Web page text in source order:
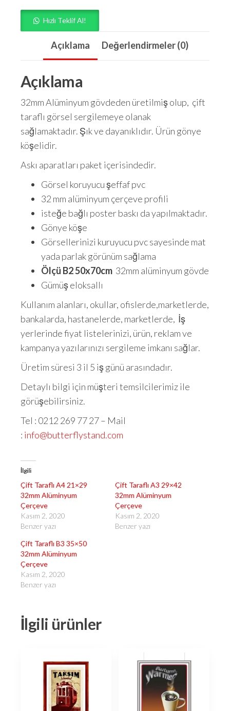
Hızlı Teklif Al!
Açıklama Değerlendirmeler (0)
Açıklama
32mm Alüminyum gövdeden üretilmiş olup, çift
taraflı görsel sergilemeye olanak
sağlamaktadır. Şık ve dayanıklıdır. Ürün gönye
köşelidir.
Askı aparatları paket içerisindedir.
Görsel koruyucu şeffaf pvc
32 mm alüminyum çerçeve profili
isteğe bağlı poster baskı da yapılmaktadır.
Gönye köşe
Görsellerinizi kuruyucu pvc sayesinde mat
yada parlak görünüm sağlama
Ölçü B2 50x70cm 32mm alüminyum gövde
Gümüş eloksallı
Kullanım alanları, okullar, ofislerde,marketlerde,
bankalarda, hastanelerde, marketlerde, İş
yerlerinde fiyat listelerinizi, ürün, reklam ve
kampanya yazılarınızı sergileme imkanı sağlar.
Üretim süresi 3 il 5 iş günü arasındadır.
Detaylı bilgi için müşteri temsilcilerimiz ile
görüşebilirsiniz.
Tel : 0212 269 77 27 – Mail
: info@butterflystand.com
İlgili
Çift Taraflı A4 21×29
32mm Alüminyum
Çerçeve
Kasım 2, 2020
Benzer yazı
Çift Taraflı A3 29×42
32mm Alüminyum
Çerçeve
Kasım 2, 2020
Benzer yazı
Çift Taraflı B3 35×50
32mm Alüminyum
Çerçeve
Kasım 2, 2020
Benzer yazı
İlgili ürünler